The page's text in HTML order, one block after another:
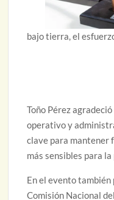
bajo tierra, el
Toño Pérez
operativo y
clave para mantener
más sensibles para
En el evento
Comisión Nacional